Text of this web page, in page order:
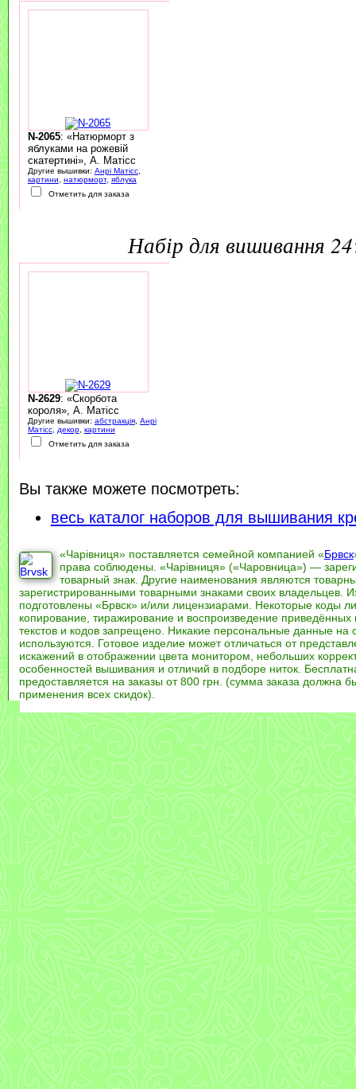
N-2065: «Натюрморт з
яблуками на рожевій
скатертині», А. Матісс
Другие вышивки: Анрі Матісс,
картини
натюрморт, яблука
Отметить для заказа
набір для вишивання
N-2629: «Скорбота
короля», А. Матісс
Другие вышивки: абстракція, Анрі
Матісс, декор, картини
Отметить для заказа
Вы также можете посмотреть:
весь каталог наборов для вышивания
«Чарівниця» поставляется семейной компанией «Брвск
права соблюдены. «Чарівниця» («Чаровница») —
товарный знак. Другие наименования являются
зарегистрированными товарными знаками своих владельцев.
подготовлены «Брвск» и/или лицензиарами. Некоторые коды
копирование, тиражирование и воспроизведение
текстов и кодов запрещено. Никакие персональные данные на
используются. Готовое изделие может отличаться от
искажений в отображении цвета монитором, небольших
особенностей вышивания и отличий в подборе ниток.
предоставляется на заказы от 800 грн. (сумма заказа должна
применения всех скидок).